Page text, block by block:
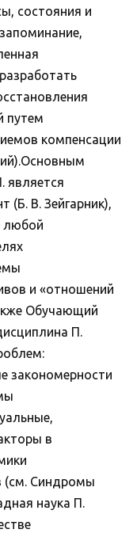
состояния и
путем
компенсации
является
(Б. В. Зейгарник),
любой
и «отношений
Обучающий
П.
закономерности
в
(см. Синдромы
наука П.